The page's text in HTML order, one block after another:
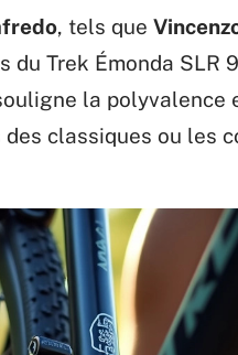
, tels que
du Trek Émonda SLR
la
classiques ou les